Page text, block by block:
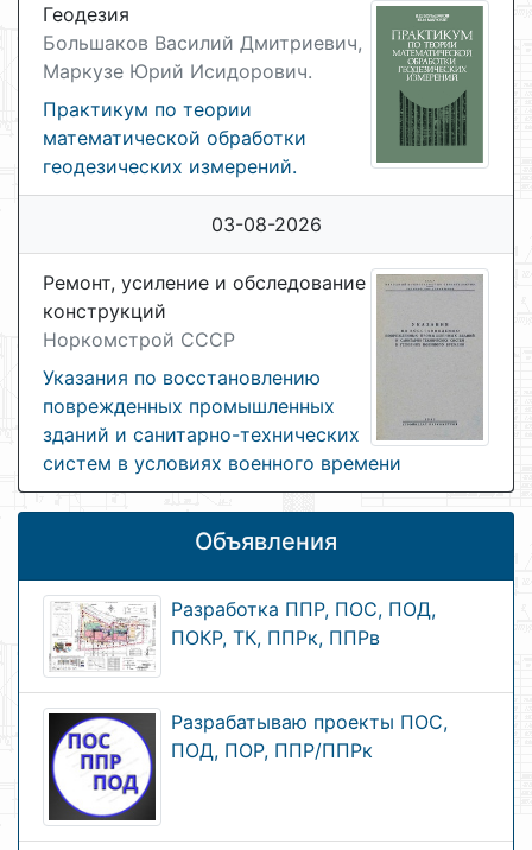
Геодезия
Большаков Василий Дмитриевич,
Маркузе Юрий Исидорович.
Практикум по теории
математической обработки
геодезических измерений.
03-08-2026
Ремонт, усиление и обследование
конструкций
Норкомстрой СССР
Указания по восстановлению
поврежденных промышленных
зданий и санитарно-технических
систем в условиях военного времени
Объявления
Разработка ППР, ПОС, ПОД,
ПОКР, ТК, ППРк, ППРв
Разрабатываю проекты ПОС,
ПОД, ПОР, ППР/ППРк